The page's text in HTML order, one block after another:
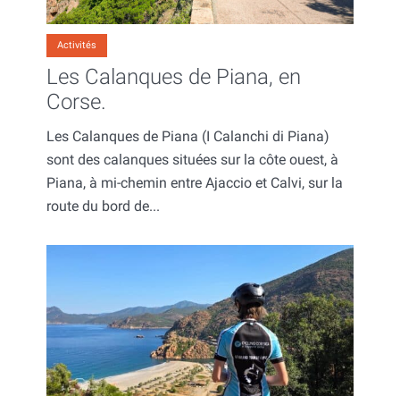
Activités
Les Calanques de Piana, en
Corse.
Les Calanques de Piana (I Calanchi di Piana)
sont des calanques situées sur la côte ouest, à
Piana, à mi-chemin entre Ajaccio et Calvi, sur la
route du bord de...